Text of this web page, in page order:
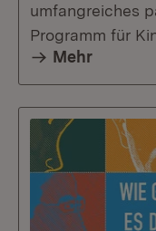
umfangreiches
Programm für
Mehr